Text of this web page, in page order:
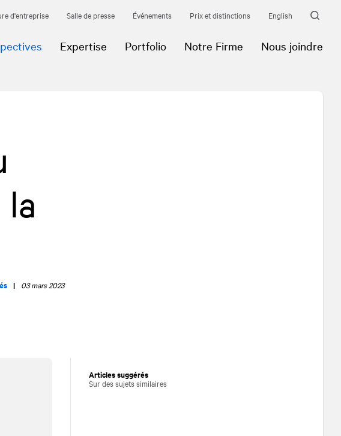
d'entreprise Salle de presse Événements Prix et distinctions English
Expertise Portfolio Notre Firme Nous joindre
| 03 mars 2023
Articles suggérés
Sur des sujets similaires